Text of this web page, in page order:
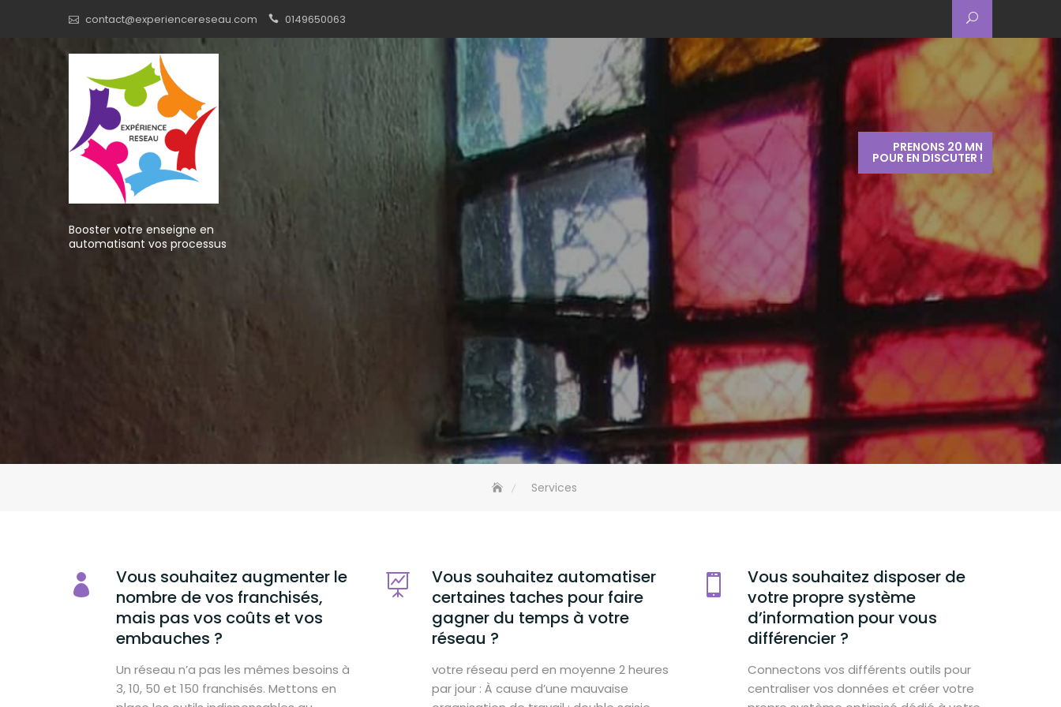
contact@experiencereseau.com 0149650063
Booster votre enseigne en
automatisant vos processus
PRENONS 20 MN
POUR EN DISCUTER !
Services
Vous souhaitez augmenter le
nombre de vos franchisés,
mais pas vos coûts et vos
embauches ?
Un réseau n’a pas les mêmes besoins à
3, 10, 50 et 150 franchisés. Mettons en
Vous souhaitez automatiser
certaines taches pour faire
gagner du temps à votre
réseau ?
votre réseau perd en moyenne 2 heures
par jour : À cause d’une mauvaise
Vous souhaitez disposer de
votre propre système
d’information pour vous
différencier ?
Connectons vos différents outils pour
centraliser vos données et créer votre